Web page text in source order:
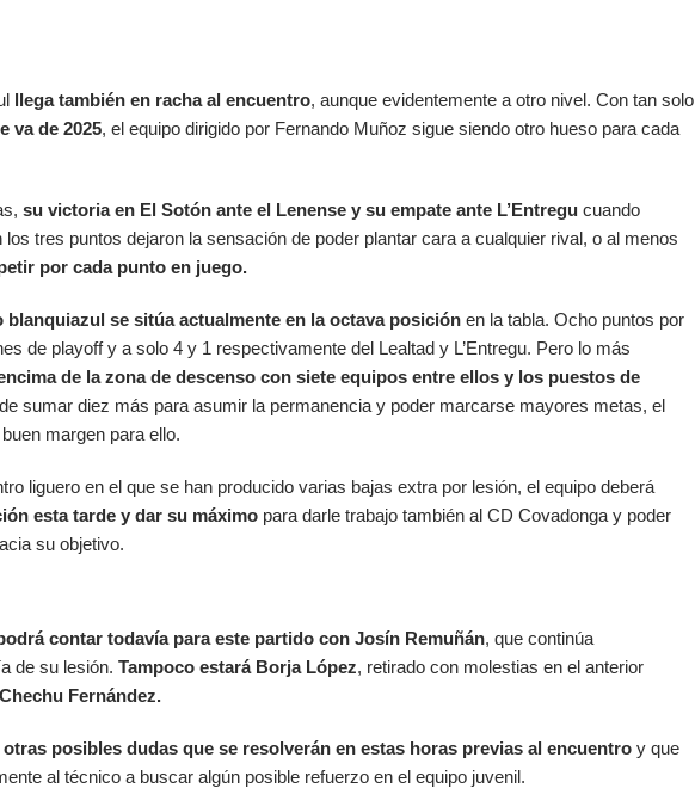
llega también en racha al encuentro, aunque evidentemente a otro nivel. Con tan solo
va de 2025, el equipo dirigido por Fernando Muñoz sigue siendo otro hueso para cada
su victoria en El Sotón ante el Lenense y su empate ante L’Entregu cuando
tres puntos dejaron la sensación de poder plantar cara a cualquier rival, o al menos
por cada punto en juego.
blanquiazul se sitúa actualmente en la octava posición en la tabla. Ocho puntos por
de playoff y a solo 4 y 1 respectivamente del Lealtad y L’Entregu. Pero lo más
de la zona de descenso con siete equipos entre ellos y los puestos de
sumar diez más para asumir la permanencia y poder marcarse mayores metas, el
margen para ello.
liguero en el que se han producido varias bajas extra por lesión, el equipo deberá
esta tarde y dar su máximo para darle trabajo también al CD Covadonga y poder
su objetivo.
contar todavía para este partido con Josín Remuñán, que continúa
de su lesión. Tampoco estará Borja López, retirado con molestias en el anterior
Fernández.
otras posibles dudas que se resolverán en estas horas previas al encuentro y que
al técnico a buscar algún posible refuerzo en el equipo juvenil.